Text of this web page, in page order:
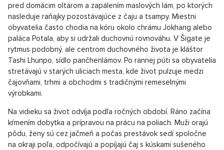
pred domácim oltárom a zapálením maslových lám, po ktorých
nasleduje raňajky pozostávajúce z čaju a tsampy. Miestni
obyvatelia často chodia na kóru okolo chrámu Jokhang alebo
paláca Potala, aby si udržali duchovnú rovnováhu. V Šigate je
rytmus podobný, ale centrom duchovného života je kláštor
Tashi Lhunpo, sídlo pančhenlámov. Po rannej púti sa obyvatelia
stretávajú v starých uliciach mesta, kde život pulzuje medzi
čajovňami, trhmi a obchodmi s tradičnými remeselnými
výrobkami.
Na vidieku sa život odvíja podľa ročných období. Ráno začína
kŕmením dobytka a prípravou na prácu na poliach. Muži orajú
pôdu, ženy sú cez jačmeň a počas prestávok sedí spoločne
na okraji poľa, odpočívajú a popíjajú čaj s kúskami sušeného